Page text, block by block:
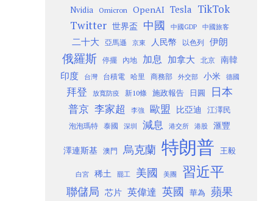
Nvidia Omicron OpenAI Tesla TikTok
Twitter 世界盃 中國 中國GDP 中國旅客
二十大 亞馬遜 京東 人民幣 以色列 伊朗
俄羅斯 停擺 內地 加息 加拿大 北京
南韓
印度
台灣 台積電 哈里 商務部 外交部 小米 德國
拜登 放寬防疫 新10條 施政報告 日圓 日本
普京 李家超 李強 歐盟 比亞迪 江澤民
泡泡瑪特 泰國 深圳 減息 港交所 港股 滙豐
澤連斯基 澳門 烏克蘭 特朗普 王毅
白宮 稀土 罷工 美國 美團 習近平
聯儲局 芯片 英偉達 英國 華為 蘋果